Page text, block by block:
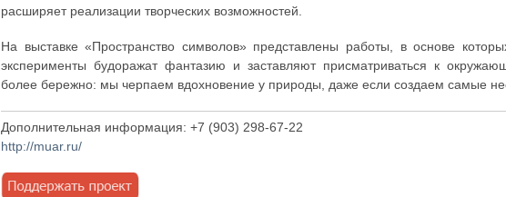
расширяет реализации творческих возможностей.
На выставке «Пространство символов» представлены работы, в основе
эксперименты будоражат фантазию и заставляют присматриваться к
более бережно: мы черпаем вдохновение у природы, даже если создаем самые
Дополнительная информация: +7 (903) 298-67-22
http://muar.ru/